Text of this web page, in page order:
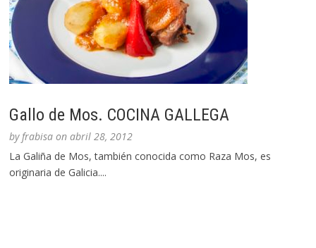
Gallo de Mos. COCINA GALLEGA
byfrabisa onabril 28, 2012
La Galiña de Mos, también conocida como Raza Mos, es
originaria de Galicia....